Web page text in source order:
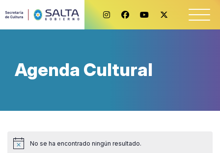
Agenda Cultural
No se ha encontrado ningún resultado.